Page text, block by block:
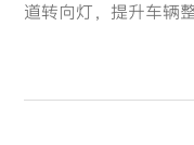
道转向灯，提升车辆